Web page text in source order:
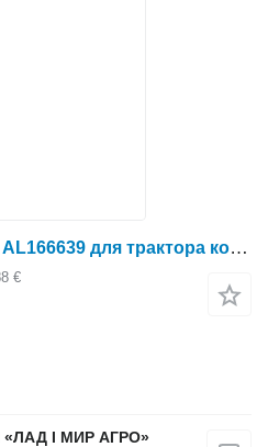
Гидронасос John Deere AL166639 для трактора колесного John Deere
€
І МИР АГРО»